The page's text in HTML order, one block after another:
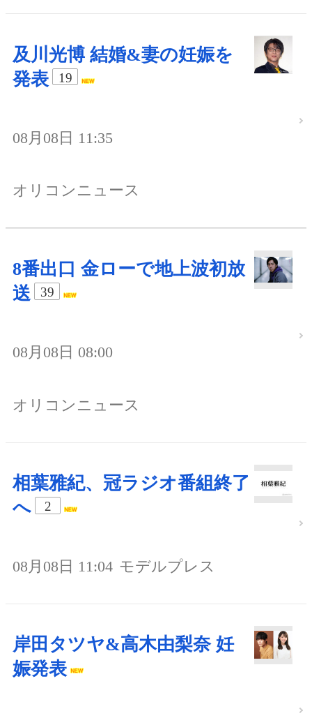
及川光博 結婚&妻の妊娠を
発表
19
08月08日 11:35
オリコンニュース
8番出口 金ローで地上波初放
送
39
08月08日 08:00
オリコンニュース
相葉雅紀、冠ラジオ番組終了
へ
2
08月08日 11:04 モデルプレス
岸田タツヤ&高木由梨奈 妊
娠発表